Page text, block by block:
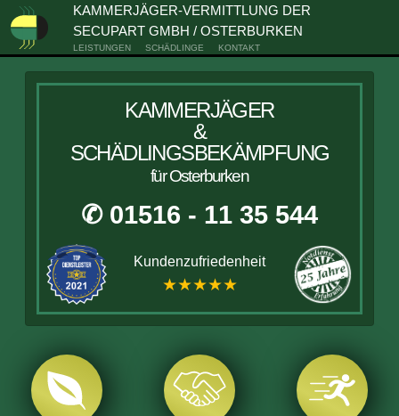
KAMMERJÄGER-VERMITTLUNG DER
SECUPART GMBH / OSTERBURKEN
LEISTUNGEN SCHÄDLINGE KONTAKT
KAMMERJÄGER
&
SCHÄDLINGSBEKÄMPFUNG
für Osterburken
✆ 01516 - 11 35 544
Kundenzufriedenheit
★★★★★